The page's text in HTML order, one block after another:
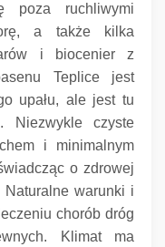
poza ruchliwymi
a także kilka
i biocenier z
Teplice jest
upału, ale jest tu
Niezwykle czyste
i minimalnym
o zdrowej
Naturalne warunki i
chorób dróg
Klimat ma